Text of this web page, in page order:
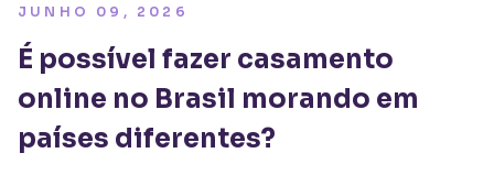
JUNHO 09, 2026
É possível fazer casamento
online no Brasil morando em
países diferentes?